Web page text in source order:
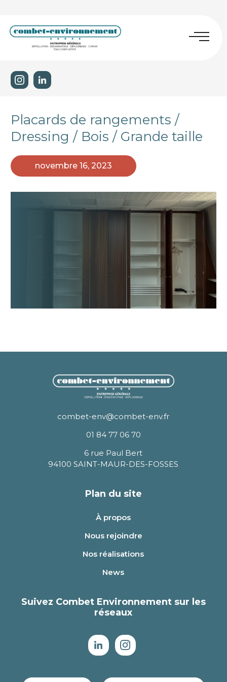
Placards de rangements /
Dressing / Bois / Grande taille
novembre 16, 2023
combet-env@combet-env.fr
01 84 77 06 70
6 rue Paul Bert
94100 SAINT-MAUR-DES-FOSSES
Plan du site
À propos
Nous rejoindre
Nos réalisations
News
Suivez Combet Environnement sur les
réseaux